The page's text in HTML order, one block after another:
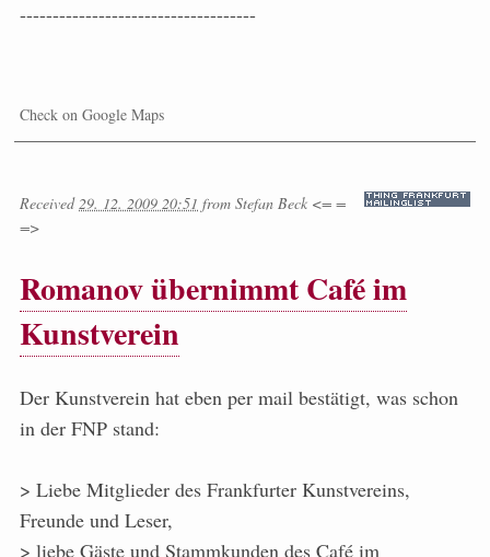
------------------------------------
Check on Google Maps
Received29. 12. 2009 20:51 from Stefan Beck <= =
=>
Romanov übernimmt Café im
Kunstverein
Der Kunstverein hat eben per mail bestätigt, was schon
in der FNP stand:
> Liebe Mitglieder des Frankfurter Kunstvereins,
Freunde und Leser,
> liebe Gäste und Stammkunden des Café im